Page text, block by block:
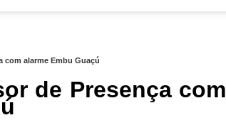
com alarme Embu Guaçú
de Presença com